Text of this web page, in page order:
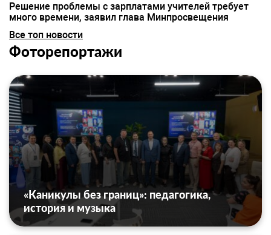
Решение проблемы с зарплатами учителей требует
много времени, заявил глава Минпросвещения
Все топ новости
Фоторепортажи
«Каникулы без границ»: педагогика,
история и музыка